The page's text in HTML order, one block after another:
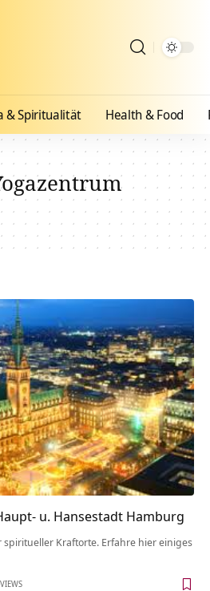
& Spiritualität Health & Food
u. Hansestadt Hamburg
spiritueller Kraftorte. Erfahre hier einiges